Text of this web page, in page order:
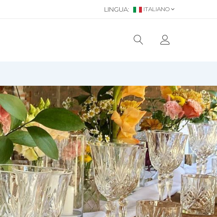
LINGUA: ITALIANO